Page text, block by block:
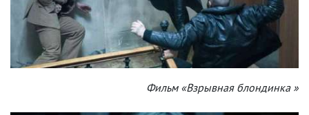
Фильм «Взрывная блондинка »